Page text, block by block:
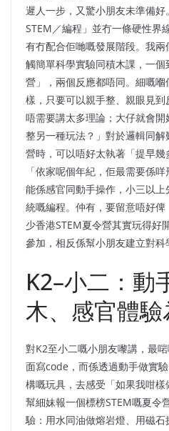
遲人一步，又驚小朋友未準備
STEM／編程」並冇一條硬性界
有冇配合佢哋嘅發展階段。我
觸簡單科學實驗同積木課，一
營」，兩個反應都唔同。細嘅
樣，只要可以親手整、親眼見
唔需要講太多理論；大仔就會
整另一種玩法？」對於邏輯同
營時，可以唔好太執著「提早幾
「依家呢個年紀，佢最需要係
能係感官同動手操作，小三以
統嘅編程。仲有，要留意唔好
少香港STEM夏令營其實玩得好
參加，相反係幫小朋友建立對科
K2–小二：動
木、感官體驗
對K2至小二嘅小朋友嚟講，最
面寫code，而係透過動手做實
構嘅玩具，去感受「如果我咁
幫細妹報一個標榜STEM嘅夏令
驗：用水同油做熔岩燈、用磁